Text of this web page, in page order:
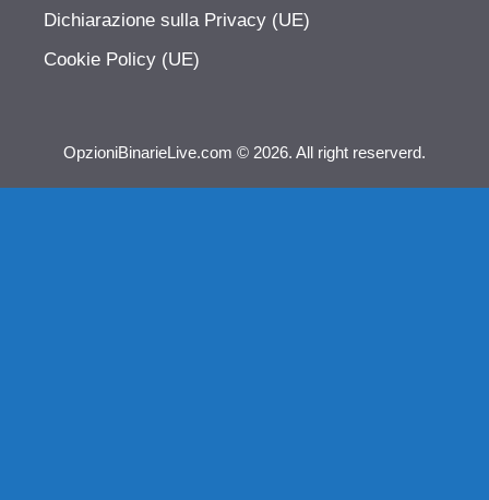
Dichiarazione sulla Privacy (UE)
Cookie Policy (UE)
OpzioniBinarieLive.com © 2026. All right reserverd.